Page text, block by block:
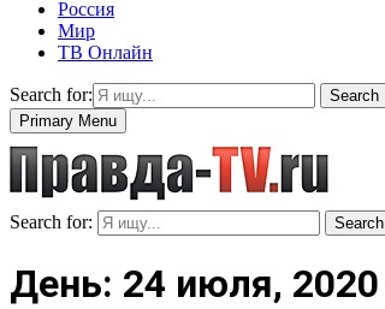
Россия
Мир
ТВ Онлайн
Search for:
Search
Primary Menu
Search for: Search
День: 24 июля, 2020